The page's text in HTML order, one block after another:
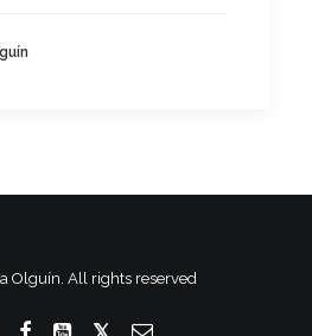
Olguín. All rights reserved